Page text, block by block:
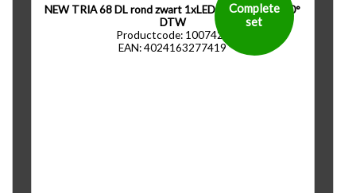
NEW TRIA 68 DL rond zwart 1xLED 1800-3000K 60°
DTW
Productcode: 1007426
EAN: 4024163277419
Complete
set